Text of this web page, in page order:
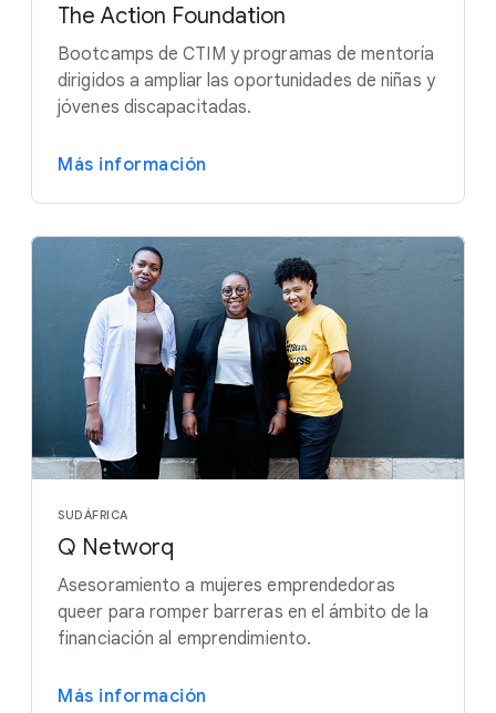
The Action Foundation
Bootcamps de CTIM y programas de mentoría
dirigidos a ampliar las oportunidades de niñas y
jóvenes discapacitadas.
Más información
SUDÁFRICA
Q Networq
Asesoramiento a mujeres emprendedoras
queer para romper barreras en el ámbito de la
financiación al emprendimiento.
Más información